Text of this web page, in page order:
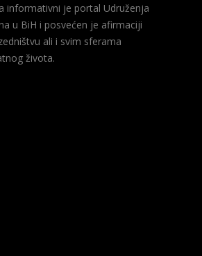
informativni je portal Udruženja
u BiH i posvećen je afirmaciji
ali i svim sferama
života.